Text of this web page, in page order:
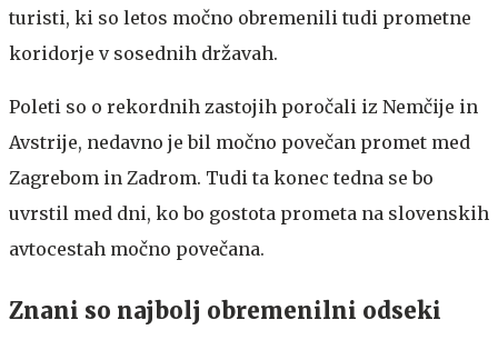
turisti, ki so letos močno obremenili tudi prometne
koridorje v sosednih državah.
Poleti so o rekordnih zastojih poročali iz Nemčije in
Avstrije, nedavno je bil močno povečan promet med
Zagrebom in Zadrom. Tudi ta konec tedna se bo
uvrstil med dni, ko bo gostota prometa na slovenskih
avtocestah močno povečana.
Znani so najbolj obremenilni odseki